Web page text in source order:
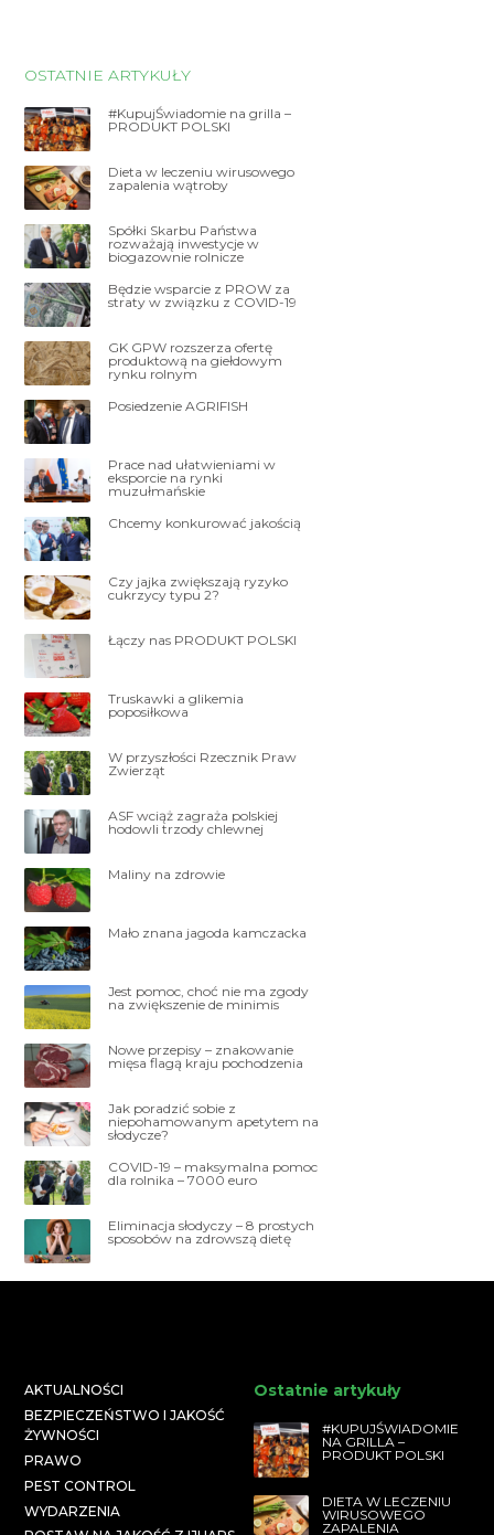
OSTATNIE ARTYKUŁY
#KupujŚwiadomie na grilla –
PRODUKT POLSKI
Dieta w leczeniu wirusowego
zapalenia wątroby
Spółki Skarbu Państwa
rozważają inwestycje w
biogazownie rolnicze
Będzie wsparcie z PROW za
straty w związku z COVID-19
GK GPW rozszerza ofertę
produktową na giełdowym
rynku rolnym
Posiedzenie AGRIFISH
Prace nad ułatwieniami w
eksporcie na rynki
muzułmańskie
Chcemy konkurować jakością
Czy jajka zwiększają ryzyko
cukrzycy typu 2?
Łączy nas PRODUKT POLSKI
Truskawki a glikemia
poposiłkowa
W przyszłości Rzecznik Praw
Zwierząt
ASF wciąż zagraża polskiej
hodowli trzody chlewnej
Maliny na zdrowie
Mało znana jagoda kamczacka
Jest pomoc, choć nie ma zgody
na zwiększenie de minimis
Nowe przepisy – znakowanie
mięsa flagą kraju pochodzenia
Jak poradzić sobie z
niepohamowanym apetytem na
słodycze?
COVID-19 – maksymalna pomoc
dla rolnika – 7000 euro
Eliminacja słodyczy – 8 prostych
sposobów na zdrowszą dietę
AKTUALNOŚCI
BEZPIECZEŃSTWO I JAKOŚĆ
ŻYWNOŚCI
PRAWO
PEST CONTROL
WYDARZENIA
Ostatnie artykuły
#KUPUJŚWIADOMIE
NA GRILLA –
PRODUKT POLSKI
DIETA W LECZENIU
WIRUSOWEGO
ZAPALENIA